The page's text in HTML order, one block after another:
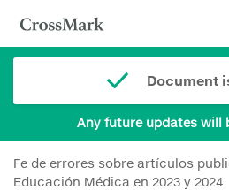
Document
Any future updates will
Fe de errores sobre artículos
Educación Médica en 2023 y 2024